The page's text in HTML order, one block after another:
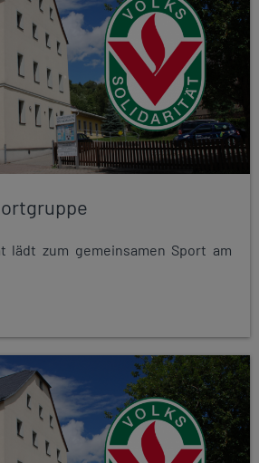
lädt zum gemeinsamen Sport am